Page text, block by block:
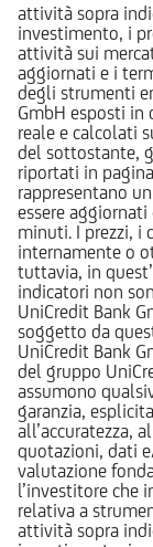
attività sopra
investimento, i
attività sui
aggiornati e i
degli strumenti
GmbH esposti in
reale e calcolati
del sottostante,
riportati in
rappresentano
essere
minuti. I prezzi, i
internamente o
tuttavia, in
indicatori non
UniCredit Bank
soggetto da
UniCredit Bank
del gruppo
assumono
garanzia,
all’accuratezza,
quotazioni, dati
valutazione
l’investitore che
relativa a
attività sopra